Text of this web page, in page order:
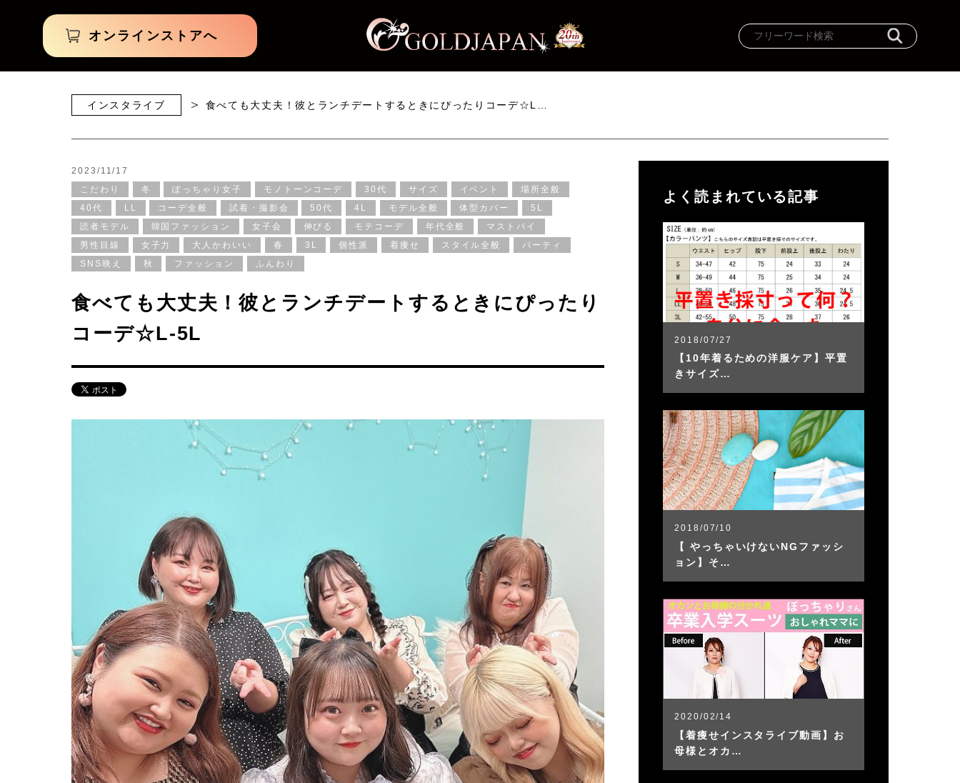
オンラインストアへ
インスタライブ 食べても大丈夫！彼とランチデートするときにぴったりコーデ☆L…
2023/11/17
こだわり
冬 ぽっちゃり女子 モノトーンコーデ 30代 サイズ イベント
場所全般
40代
LL コーデ全般 試着・撮影会 50代 4L モデル全般 体型カバー
5L
読者モデル
韓国ファッション 女子会 伸びる モテコーデ 年代全般
マストバイ
男性目線
女子力 大人かわいい 春 3L 個性派 着痩せ スタイル全般
パーティ
SNS映え
秋 ファッション ふんわり
食べても大丈夫！彼とランチデートするときにぴったり
コーデ☆L-5L
よく読まれている記事
2018/07/27
【10年着るための洋服ケア】平置
きサイズ…
2018/07/10
【 やっちゃいけないNGファッシ
ョン】そ…
2020/02/14
【着痩せインスタライブ動画】お
母様とオカ…